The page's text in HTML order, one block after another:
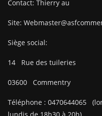
Contact: Thierry au
Site:
Siège social:
14 Rue des tuileries
03600 Commentry
Téléphone : 0470644065